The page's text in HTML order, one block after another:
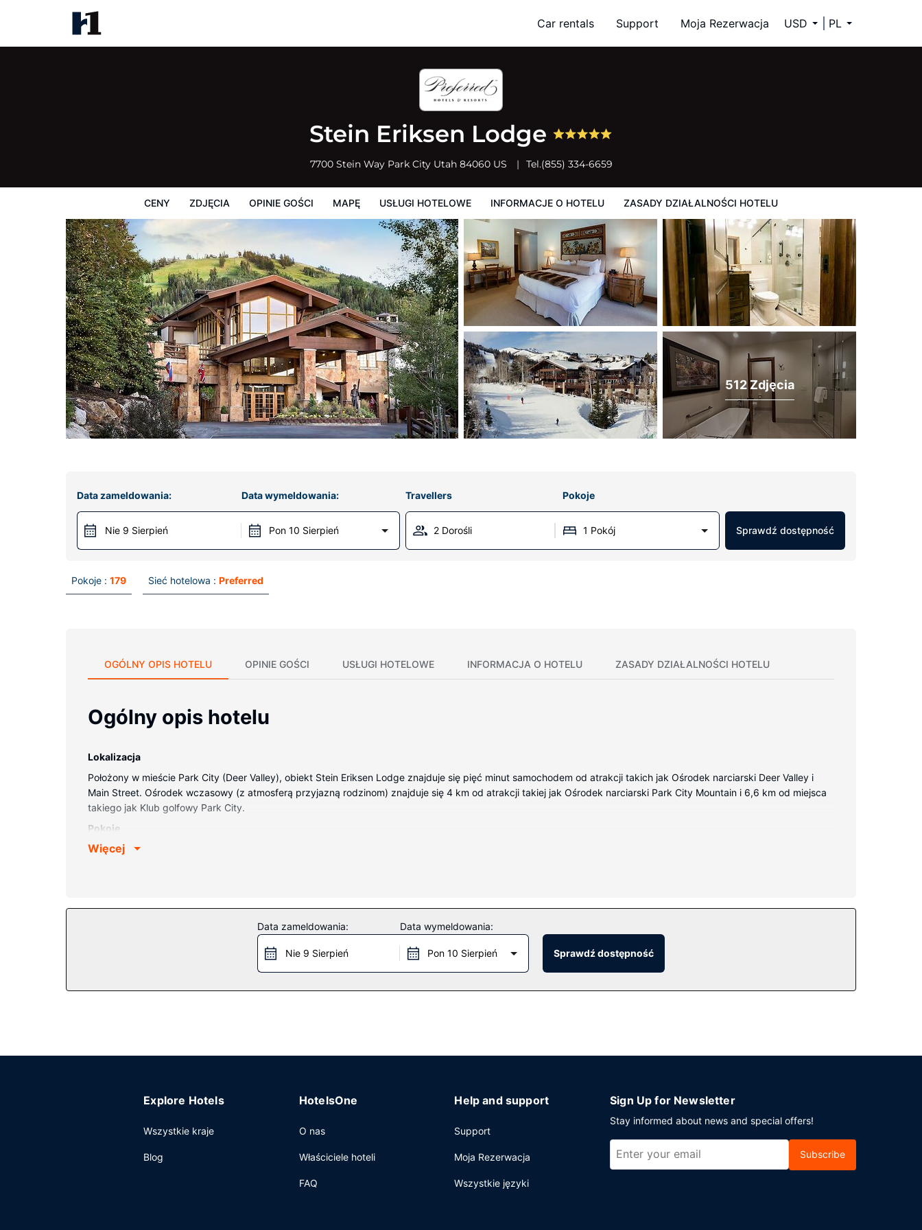
Car rentals Support Moja Rezerwacja USD PL
Stein Eriksen Lodge
7700 Stein Way Park City Utah 84060 US Tel.(855) 334-6659
CENY ZDJĘCIA OPINIE GOŚCI MAPĘ USŁUGI HOTELOWE INFORMACJE O HOTELU ZASADY DZIAŁALNOŚCI HOTELU
Zasady działalności hotelu
512 Zdjęcia
Data zameldowania:
Nie 9 Sierpień
Data wymeldowania:
Pon 10 Sierpień
Travellers Pokoje
2 Dorośli 1 Pokój Sprawdź dostępność
Pokoje : 179 Sieć hotelowa : Preferred
OGÓLNY OPIS HOTELU OPINIE GOŚCI USŁUGI HOTELOWE INFORMACJA O HOTELU ZASADY DZIAŁALNOŚCI HOTELU
Ogólny opis hotelu
Lokalizacja
Położony w mieście Park City (Deer Valley), obiekt Stein Eriksen Lodge znajduje się pięć minut samochodem od atrakcji takich jak Ośrodek narciarski Deer Valley i
Main Street. Ośrodek wczasowy (z atmosferą przyjazną rodzinom) znajduje się 4 km od atrakcji takiej jak Ośrodek narciarski Park City Mountain i 6,6 km od miejsca
takiego jak Klub golfowy Park City.
Pokoje
Poczuj się jak w domu w 179 oryginalnie udekorowane pokojach, których wyposażenie to stacja dokująca do iPoda i minibar. Bezpłatny bezprzewodowy dostęp do
Zrelaksuj się w spa, które oferuje masaż, zabiegi na ciało i zabiegi na twarz. Ten ośrodek wczasowy posiada udogodnienia rekreacyjne takie jak bezpośredni dostęp
na nartach oraz 2 baseny odkryte i 2 jacuzzi. Ten ośrodek wczasowy oferuje udogodnienia takie jak bezpłatny bezprzewodowy dostęp do internetu, obsługa
Ośrodek wczasowy: obiad, kolacja i brunch w weekend serwuje restauracja Glitretind. Jedzenie i picie oferują także miejsca takie jak kawiarnia oraz do Twojej
Więcej
Data zameldowania:
Nie 9 Sierpień
Data wymeldowania:
Pon 10 Sierpień Sprawdź dostępność
Explore Hotels
Wszystkie kraje
Blog
HotelsOne
O nas
Właściciele hoteli
FAQ
Help and support
Support
Moja Rezerwacja
Wszystkie języki
Sign Up for Newsletter
Stay informed about news and special offers!
Subscribe